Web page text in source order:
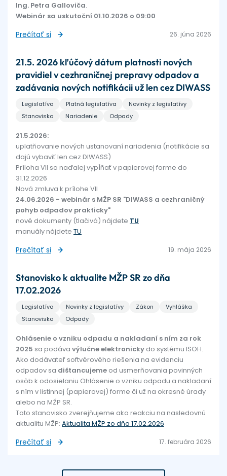
Ing. Petra Galloviča.
Webinár sa uskutoční 01.10.2026 o 09:00
Prečítať si 26. júna 2026
21.5. 2026 kľúčový dátum platnosti nových
pravidiel v cezhraničnej prepravy odpadov a
zadávania nových notifikácii už len cez DIWASS
Legislatíva Platná legislatíva
Novinky z legislatívy
Stanovisko
Nariadenie Odpady
21.5.2026:
uplatňovanie nových ustanovaní nariadenia (notifikácie sa
dajú vybaviť len cez DIWASS)
Príloha VII sa naďalej vypĺňať v papierovej forme do
31.12.2026
Nová zmluva k prílohe VII
24.06.2026 - webinár s MŽP SR "DIWASS a cezhraničný
pohyb odpadov prakticky"
nové dokumenty (tlačivá) nájdete TU
manuály nájdete TU
Prečítať si 19. mája 2026
Stanovisko k aktualite MŽP SR zo dňa
17.02.2026
Legislatíva Novinky z legislatívy Zákon
Vyhláška
Stanovisko
Odpady
Ohlásenie o vzniku odpadu a nakladaní s ním za rok
2025 sa podáva výlučne elektronicky do systému ISOH.
Ako dodávateľ softvérového riešenia na evidenciu
odpadov sa dištancujeme od usmerňovania povinných
osôb k odosielaniu Ohlásenie o vzniku odpadu a nakladaní
s ním v listinnej (papierovej) forme či už na okresné úrady
alebo na MŽP SR.
Toto stanovisko zverejňujeme ako reakciu na nasledovnú
aktualitu MŽP: Aktualita MŽP zo dňa 17.02.2026
Prečítať si 17. februára 2026